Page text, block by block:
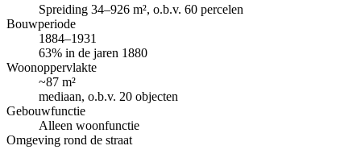
Spreiding 34–926 m², o.b.v. 60 percelen
Bouwperiode
1884–1931
63% in de jaren 1880
Woonoppervlakte
~87 m²
mediaan, o.b.v. 20 objecten
Gebouwfunctie
Alleen woonfunctie
Omgeving rond de straat